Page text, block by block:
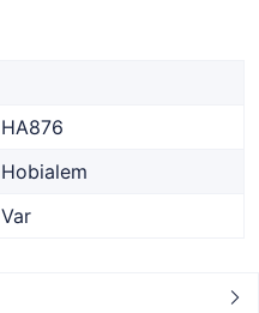
HA876
Hobialem
Var